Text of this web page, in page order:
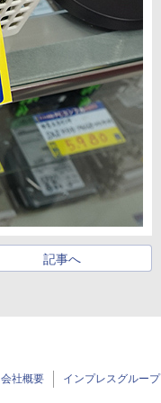
記事へ
会社概要 インプレスグループ